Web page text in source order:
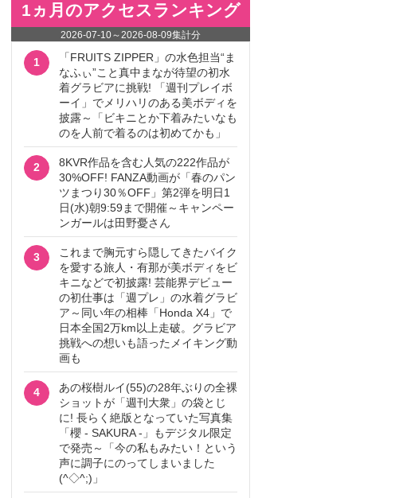
1ヵ月のアクセスランキング
2026-07-10～2026-08-09集計分
1
「FRUITS ZIPPER」の水色担当“ま
なふぃ”こと真中まなが待望の初水
着グラビアに挑戦! 「週刊プレイボ
ーイ」でメリハリのある美ボディを
披露～「ビキニとか下着みたいなも
のを人前で着るのは初めてかも」
2
8KVR作品を含む人気の222作品が
30%OFF! FANZA動画が「春のパン
ツまつり30％OFF」第2弾を明日1
日(水)朝9:59まで開催～キャンペー
ンガールは田野憂さん
3
これまで胸元すら隠してきたバイク
を愛する旅人・有那が美ボディをビ
キニなどで初披露! 芸能界デビュー
の初仕事は「週プレ」の水着グラビ
ア～同い年の相棒「Honda X4」で
日本全国2万km以上走破。グラビア
挑戦への想いも語ったメイキング動
画も
4
あの桜樹ルイ(55)の28年ぶりの全裸
ショットが「週刊大衆」の袋とじ
に! 長らく絶版となっていた写真集
「櫻 - SAKURA -」もデジタル限定
で発売～「今の私もみたい！という
声に調子にのってしまいました
(^◇^;)」